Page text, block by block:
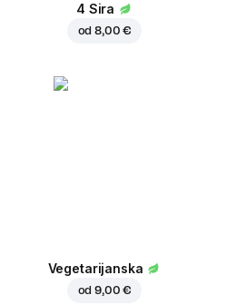
4 Sira
od8,00 €
Vegetarijanska
od9,00 €